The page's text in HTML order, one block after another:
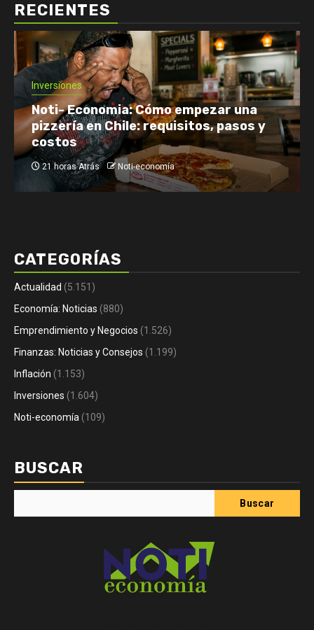
RECIENTES
Economía: Noticias Emprendimiento y Negocios
Finanzas: Noticias y Consejos Inversiones
Netflix enfrenta el reto de retener a
su audiencia
23 horas Atrás Noti-economía
CATEGORÍAS
Actualidad (5.151)
Economía: Noticias (880)
Emprendimiento y Negocios (1.526)
Finanzas: Noticias y Consejos (1.199)
Inflación (1.153)
Inversiones (1.604)
Noti-economía (109)
BUSCAR
Buscar